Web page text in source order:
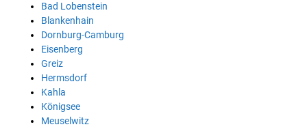
Bad Lobenstein
Blankenhain
Dornburg-Camburg
Eisenberg
Greiz
Hermsdorf
Kahla
Königsee
Meuselwitz